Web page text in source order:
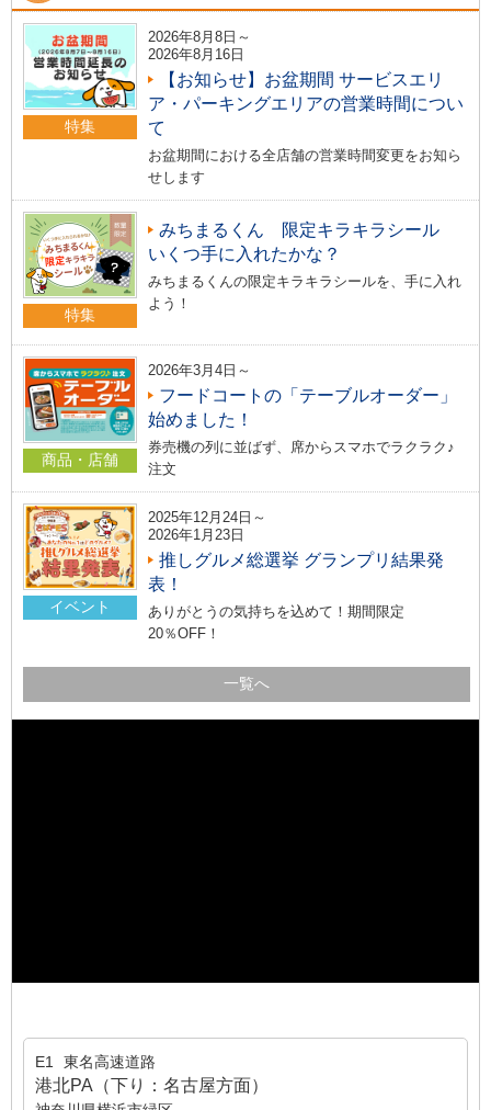
特集
2026年8月8日～
2026年8月16日
【お知らせ】お盆期間 サービスエリ
ア・パーキングエリアの営業時間につい
て
お盆期間における全店舗の営業時間変更をお知ら
せします
特集
みちまるくん 限定キラキラシール
いくつ手に入れたかな？
みちまるくんの限定キラキラシールを、手に入れ
よう！
商品・店舗
2026年3月4日～
フードコートの「テーブルオーダー」
始めました！
券売機の列に並ばず、席からスマホでラクラク♪
注文
イベント
2025年12月24日～
2026年1月23日
推しグルメ総選挙 グランプリ結果発
表！
ありがとうの気持ちを込めて！期間限定
20％OFF！
一覧へ
E1 東名高速道路
港北PA（下り：名古屋方面）